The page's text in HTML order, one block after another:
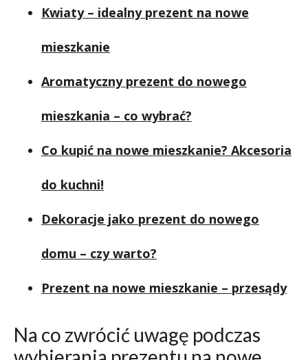
Kwiaty – idealny prezent na nowe
mieszkanie
Aromatyczny prezent do nowego
mieszkania – co wybrać?
Co kupić na nowe mieszkanie? Akcesoria
do kuchni!
Dekoracje jako prezent do nowego
domu – czy warto?
Prezent na nowe mieszkanie – przesądy
Na co zwrócić uwagę podczas